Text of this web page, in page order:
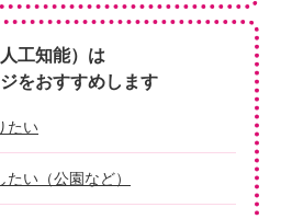
工知能）は
をおすすめします
たい
い（公園など）